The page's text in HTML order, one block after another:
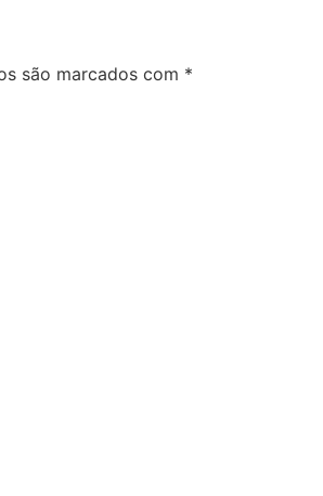
são marcados com *